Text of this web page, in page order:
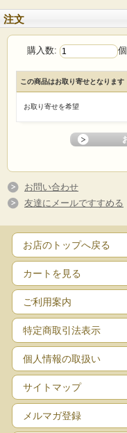
注文
購入数: 個
この商品はお取り寄せとなります
お取り寄せを希望
お問い合わせ
友達にメールですすめる
お店のトップへ戻る
カートを見る
ご利用案内
特定商取引法表示
個人情報の取扱い
サイトマップ
メルマガ登録